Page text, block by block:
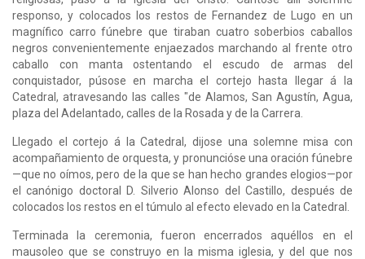
responso, y colocados los restos de Fernandez de Lugo en un
magnífico carro fúnebre que tiraban cuatro soberbios caballos
negros convenientemente enjaezados marchando al frente otro
caballo con manta ostentando el escudo de armas del
conquistador, púsose en marcha el cortejo hasta llegar á la
Catedral, atravesando las calles "de Alamos, San Agustín, Agua,
plaza del Adelantado, calles de la Rosada y de la Carrera.
Llegado el cortejo á la Catedral, dijose una solemne misa con
acompañamiento de orquesta, y pronuncióse una oración fúnebre
—que no oímos, pero de la que se han hecho grandes elogios—por
el canónigo doctoral D. Silverio Alonso del Castillo, después de
colocados los restos en el túmulo al efecto elevado en la Catedral.
Terminada la ceremonia, fueron encerrados aquéllos en el
mausoleo que se construyo en la misma iglesia, y del que nos